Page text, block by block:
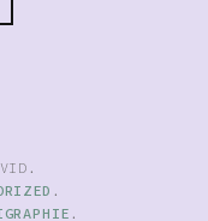
.
.
.